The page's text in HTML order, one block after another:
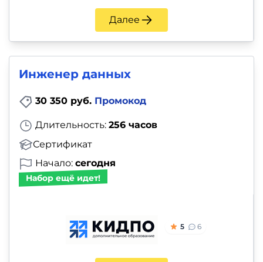
Далее
Инженер данных
30 350 руб. Промокод
Длительность: 256 часов
Сертификат
Начало: сегодня
Набор ещё идет!
5 6